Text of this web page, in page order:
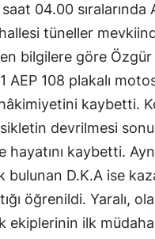
04.00 sıralarında
tüneller
bilgilere göre Özgür
AEP 108 plakalı
kaybetti.
devrilmesi
hayatını kaybetti.
bulunan D.K.A ise
öğrenildi. Yaralı,
ekiplerinin ilk